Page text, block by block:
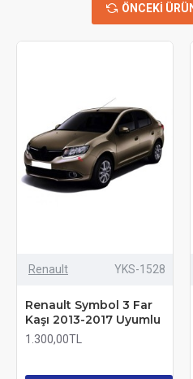
ÖNCEKI
Renault YKS-1528
Renault Symbol 3 Far
Kaşı 2013-2017 Uyumlu
1.300,00TL